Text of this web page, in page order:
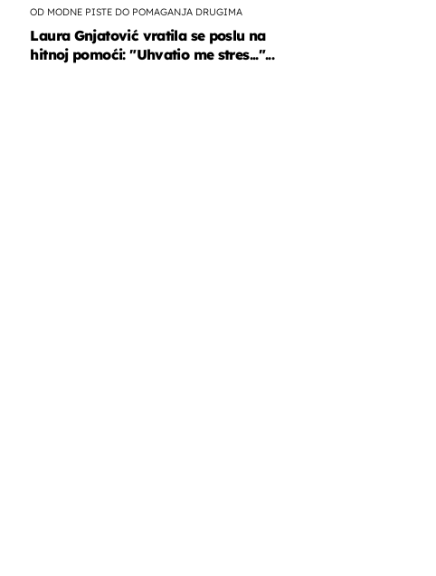
OD MODNE PISTE DO POMAGANJA DRUGIMA
Laura Gnjatović vratila se poslu na
hitnoj pomoći: "Uhvatio me stres..."...